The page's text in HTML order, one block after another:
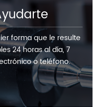
forma que le resulte
24 horas al día, 7
o teléfono.